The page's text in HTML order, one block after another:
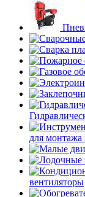
для монтажа
вентиляторы